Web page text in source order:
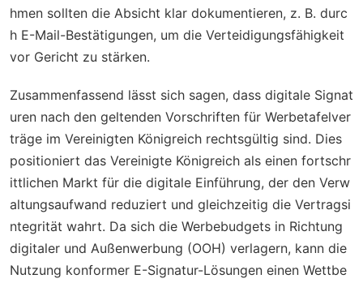
hmen sollten die Absicht klar dokumentieren, z. B. durc
h E-Mail-Bestätigungen, um die Verteidigungsfähigkeit
vor Gericht zu stärken.
Zusammenfassend lässt sich sagen, dass digitale Signat
uren nach den geltenden Vorschriften für Werbetafelver
träge im Vereinigten Königreich rechtsgültig sind. Dies
positioniert das Vereinigte Königreich als einen fortschr
ittlichen Markt für die digitale Einführung, der den Verw
altungsaufwand reduziert und gleichzeitig die Vertragsi
ntegrität wahrt. Da sich die Werbebudgets in Richtung
digitaler und Außenwerbung (OOH) verlagern, kann die
Nutzung konformer E-Signatur-Lösungen einen Wettbe